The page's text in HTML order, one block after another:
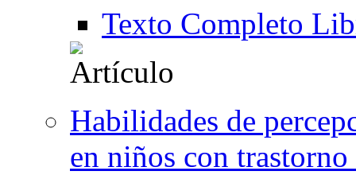
Texto Completo
Habilidades de
en niños con